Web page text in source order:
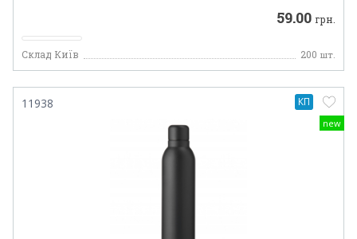
59.00 грн.
Склад Київ 200 шт.
new
11938 КП